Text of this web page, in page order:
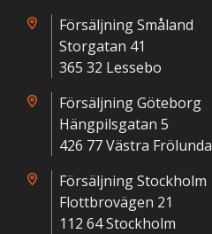
Försäljning Småland
Storgatan 41
365 32 Lessebo
Försäljning Göteborg
Hängpilsgatan 5
426 77 Västra Frölunda
Försäljning Stockholm
Flottbrovägen 21
112 64 Stockholm